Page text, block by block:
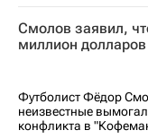
Спартак Москва
Смолов заявил,
миллион
Футболист Фёдор
неизвестные
конфликта в